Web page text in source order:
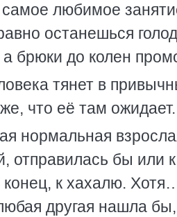
самое любимое
останешься
брюки до колен
тянет в
что её там ожидает.
нормальная
отправилась бы или
к хахалю.
другая нашла